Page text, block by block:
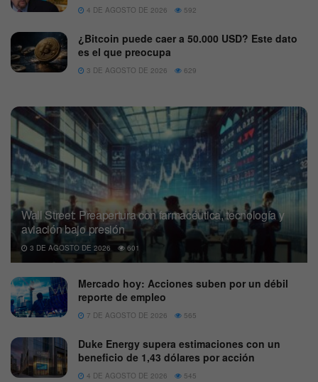
4 DE AGOSTO DE 2026 592
¿Bitcoin puede caer a 50.000 USD? Este dato
es el que preocupa
3 DE AGOSTO DE 2026 629
Wall Street: Preapertura con farmacéutica, tecnología y
aviación bajo presión
3 DE AGOSTO DE 2026 601
Mercado hoy: Acciones suben por un débil
reporte de empleo
7 DE AGOSTO DE 2026 565
Duke Energy supera estimaciones con un
beneficio de 1,43 dólares por acción
4 DE AGOSTO DE 2026 545